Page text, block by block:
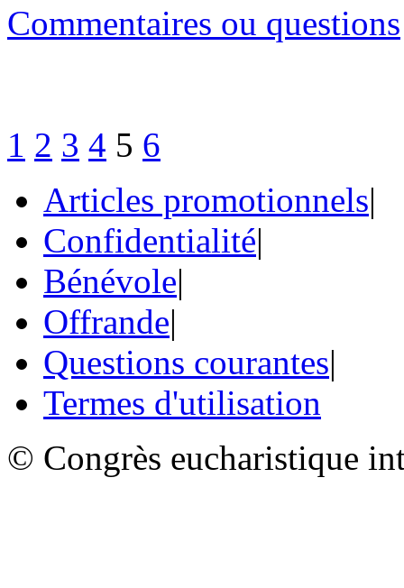
Commentaires ou questions
1 2 3 4 5 6
Articles promotionnels|
Confidentialité|
Bénévole|
Offrande|
Questions courantes|
Termes d'utilisation
© Congrès eucharistique